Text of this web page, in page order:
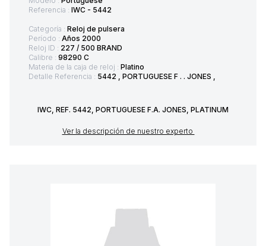
Referencia : IWC - 5442
Categoría : Reloj de pulsera
Período : Años 2000
Reloj ID : 227 / 500 BRAND
Calibre : 98290 C
Materia de la caja de reloj : Platino
Detalle Referencia : 5442 , PORTUGUESE F . . JONES ,
IWC, REF. 5442, PORTUGUESE F.A. JONES, PLATINUM
Ver la descripción de nuestro experto